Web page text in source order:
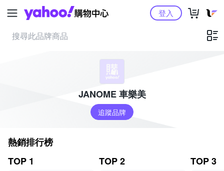
Yahoo購物中心登入
JANOME 車樂美
追蹤品牌
熱銷排行榜
TOP 1
TOP 2 TOP 3